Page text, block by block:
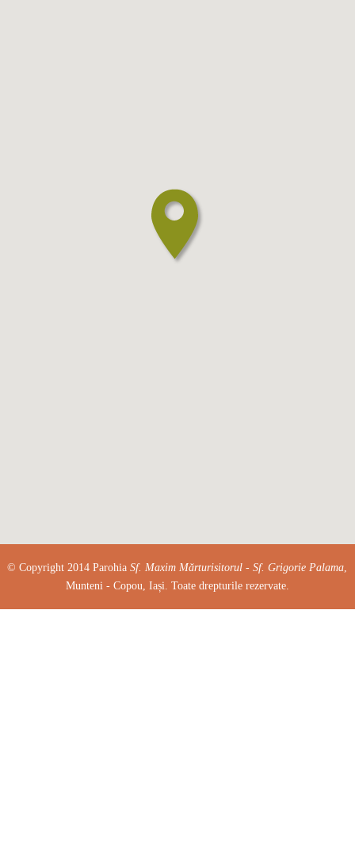
© Copyright 2014 ParohiaSf. Maxim Mărturisitorul - Sf. Grigorie Palama
Munteni - Copou, Iași. Toate drepturile rezervate.